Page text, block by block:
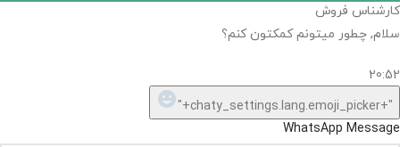
کارشناس فروش
سلام, چطور میتونم کمکتون کنم؟
20:52
"+chaty_settings.lang.emoji_picker+"
WhatsApp Message